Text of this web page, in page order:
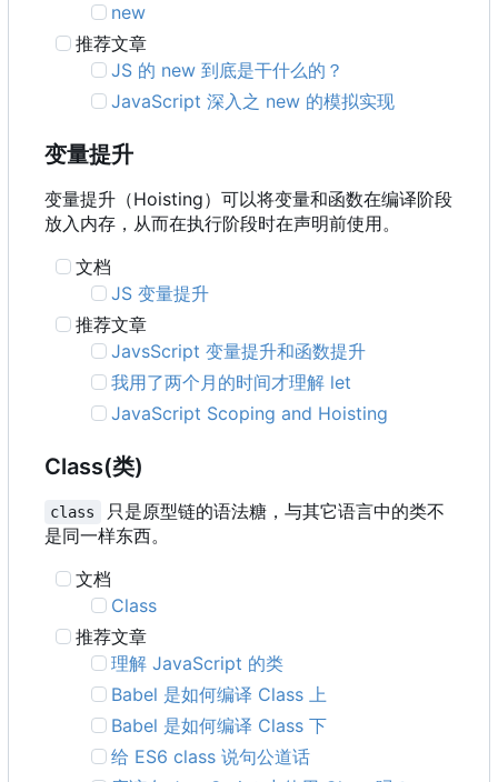
new
推荐文章
JS 的 new 到底是干什么的？
JavaScript 深入之 new 的模拟实现
变量提升
变量提升 （Hoisting） 可以将变量和函数在编译阶段
放入内存 ， 从而在执行阶段时在声明前使用。
文档
JS 变量提升
推荐文章
JavsScript 变量提升和函数提升
我用了两个月的时间才理解 let
JavaScript Scoping and Hoisting
Class(类)
class
只是原型链的语法糖，与其它语言中的类不
是同一样东西。
文档
Class
推荐文章
理解 JavaScript 的类
Babel 是如何编译 Class 上
Babel 是如何编译 Class 下
给 ES6 class 说句公道话